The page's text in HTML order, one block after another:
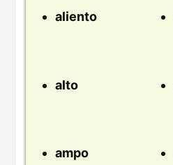
aliento
alto
ampo